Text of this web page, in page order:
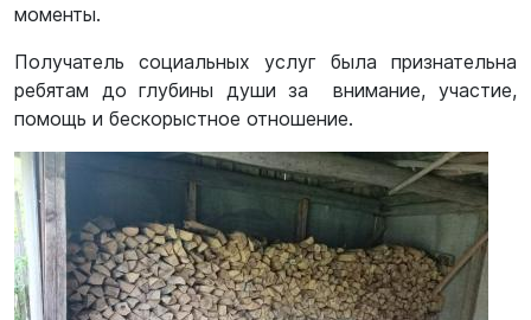
моменты.
Получатель социальных услуг была признательна
ребятам до глубины души за внимание, участие,
помощь и бескорыстное отношение.